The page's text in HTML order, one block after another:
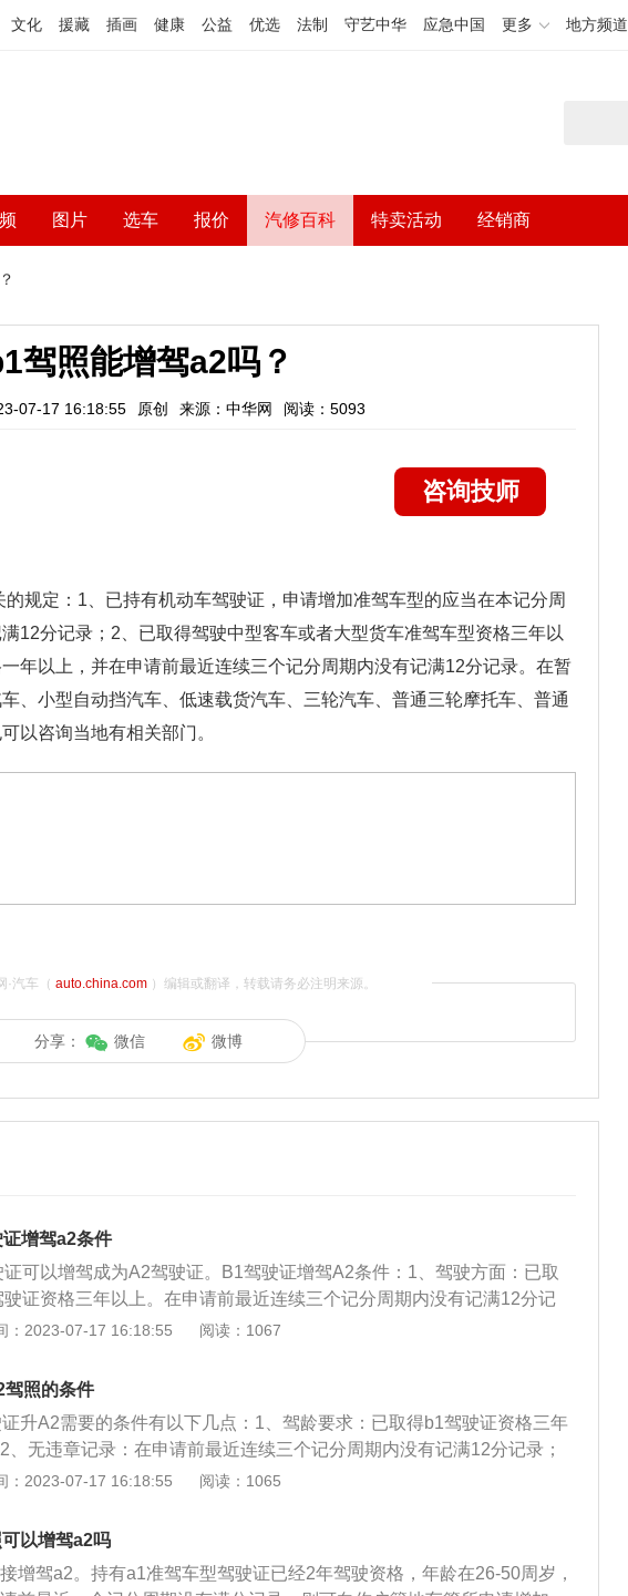
文化 援藏 插画 健康 公益 优选 法制 守艺中华 应急中国 更多 地方频道
图片 选车 报价 汽修百科 特卖活动 经销商
驾照能增驾a2吗？
07-17 16:18:55 原创 来源：中华网 阅读：5093
咨询技师
规定：1、已持有机动车驾驶证，申请增加准驾车型的应当在本记分周
12分记录；2、已取得驾驶中型客车或者大型货车准驾车型资格三年以
年以上，并在申请前最近连续三个记分周期内没有记满12分记录。在暂
、小型自动挡汽车、低速载货汽车、三轮汽车、普通三轮摩托车、普通
以咨询当地有相关部门。
·汽车（ auto.china.com）编辑或翻译，转载请务必注明来源。
分享： 微信 微博
证增驾a2条件
证可以增驾成为A2驾驶证。B1驾驶证增驾A2条件：1、驾驶方面：已取
证资格三年以上。在申请前最近连续三个记分周期内没有记满12分记
发生交通事故造成人员死亡，承担同等以上责任。无醉酒后驾驶机动车
岁以下，身高155厘米以上。两眼的裸眼视力或者矫正视力达到对数视
以上，不是红绿色盲；两耳分别距音叉50厘米能辨别声源方向，双手拇指
只手其他手指必须有三指健全，肢体和手指运动功能正常，躯干和颈部
能障碍。B1驾驶证增驾A1、A2区别：1、选择增驾A1还是A2，首先两
时间是一样，都需要持有B1驾照两年，区别在于申请前最近连续几个记
重型、重型全挂、半挂汽车。考下A1驾驶证没有办法驾驶A2准驾车型，
B级C级不相同；3、增驾到A级驾驶证基本都是老司机，多半都是从事
，所以增驾选择A1还是A2，就看职业所需什么样的准驾车型。
：2023-07-17 16:18:55 阅读：1067
驾照的条件
升A2需要的条件有以下几点：1、驾龄要求：已取得b1驾驶证资格三年
、无违章记录：在申请前最近连续三个记分周期内没有记满12分记录；
交通事故造成人员死亡，承担同等以上责任；无醉酒后驾驶机动车；没
50周岁以下，身高155厘米以上；两眼的裸眼视力或者矫正视力达到对数
5.0以上，不是红绿色盲；两耳分别距音叉50厘米能辨别声源方向，双手拇
每只手其他手指必须有三指健全，肢体和手指运动功能正常，躯干和颈
：2023-07-17 16:18:55 阅读：1065
以增驾a2吗
增驾a2。持有a1准驾车型驾驶证已经2年驾驶资格，年龄在26-50周岁，